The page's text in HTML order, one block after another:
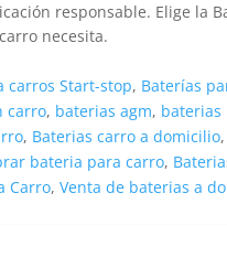
responsable. Elige la
necesita.
carros Start-stop, Baterías
carro, baterias agm, baterias
, Baterias carro a domicilio,
bateria para carro,
Carro,Venta de baterias a